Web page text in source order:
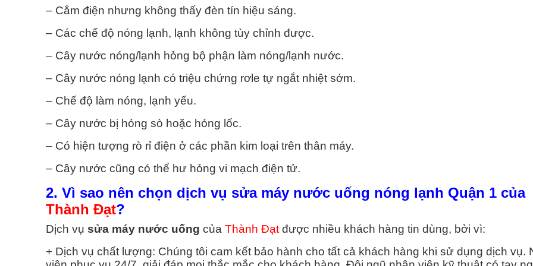
– Cắm điện nhưng không thấy đèn tín hiệu sáng.
– Các chế độ nóng lạnh, lạnh không tùy chỉnh được.
– Cây nước nóng/lạnh hỏng bộ phận làm nóng/lạnh nước.
– Cây nước nóng lạnh có triệu chứng rơle tự ngắt nhiệt sớm.
– Chế độ làm nóng, lạnh yếu.
– Cây nước bị hỏng sò hoặc hỏng lốc.
– Có hiện tượng rò rỉ điện ở các phần kim loại trên thân máy.
– Cây nước cũng có thể hư hỏng vi mạch điện tử.
2. Vì sao nên chọn dịch vụ sửa máy nước uống nóng lạnh Quận 1 của
Thành Đạt?
Dịch vụ sửa máy nước uống của Thành Đạtđược nhiều khách hàng tin dùng, bởi vì:
+ Dịch vụ chất lượng: Chúng tôi cam kết bảo hành cho tất cả khách hàng khi sử dụng dịch vụ.
VỤ VỆ SINH MÁY GIẶT
Sinh Máy Giặt Quận 1
Sinh Máy Giặt Quận 3
Sinh Máy Giặt Quận 4
Sinh Máy Giặt Quận 6
Sinh Máy Giặt Quận 7
Tất Cả >>
DỊCH VỤ SỬA MÁY NƯỚC NÓNG
Sửa Máy Nước Nóng Quận 1
Sửa Máy Nước Nóng Quận 3
Sửa Máy Nước Nóng Quận 4
Sửa Máy Nước Nóng Quận 6
Xem Tất Cả >>